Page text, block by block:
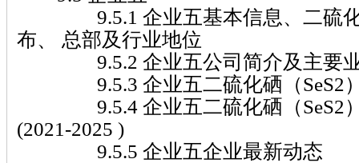
9.5.1 企业五基本信息、二硫化
布、 总部及行业地位
9.5.2 企业五公司简介及主要
9.5.3 企业五二硫化硒（SeS2
9.5.4 企业五二硫化硒（SeS2）
(2021-2025 )
9.5.5 企业五企业最新动态